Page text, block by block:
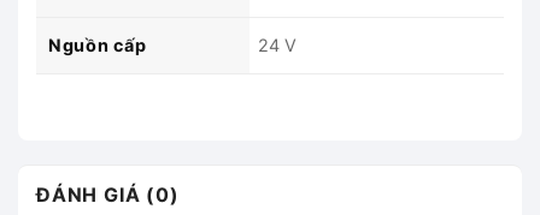
Nguồn cấp 24 V
ĐÁNH GIÁ (0)